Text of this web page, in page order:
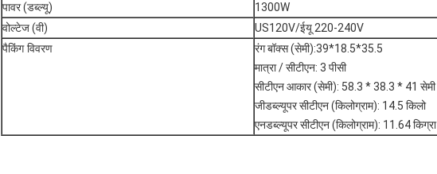
पावर (डब्ल्यू)
1300W
वोल्टेज (वी)
US120V/ईयू 220-240V
पैकिंग विवरण
रंग बॉक्स (सेमी):39*18.5*35.5
मात्रा / सीटीएन: 3 पीसी
सीटीएन आकार (सेमी): 58.3 * 38.3 * 41 सेमी
जीडब्ल्यूपर सीटीएन (किलोग्राम): 14.5 किलो
एनडब्ल्यूपर सीटीएन (किलोग्राम): 11.64 किग्रा